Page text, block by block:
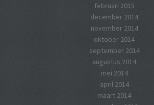
februari 2015
december 2014
november 2014
oktober 2014
september 2014
augustus 2014
mei 2014
april 2014
maart 2014